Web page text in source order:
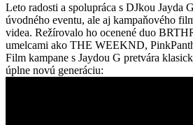
Leto radosti a spolupráca s DJkou Jayda
úvodného eventu, ale aj kampaňového
videa. Režírovalo ho ocenené duo
umelcami ako THE WEEKND,
Film kampane s Jaydou G pretvára
úplne novú generáciu: